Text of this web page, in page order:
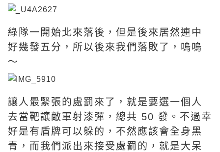
綠隊一開始北來落後，但是後來居然連中
好幾發五分，所以後來我們落敗了，嗚嗚
～
讓人最緊張的處罰來了，就是要選一個人
去當靶讓敵軍射漆彈，總共 50 發。不過幸
好是有盾牌可以躲的，不然應該會全身黑
青，而我們派出來接受處罰的，就是大呆